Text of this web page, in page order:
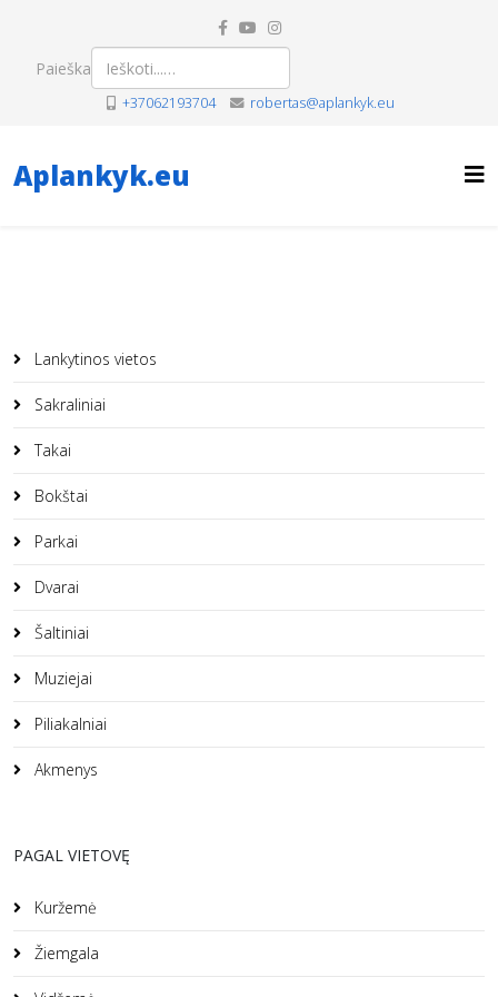
Paieška
+37062193704 robertas@aplankyk.eu
Aplankyk.eu
Lankytinos vietos
Sakraliniai
Takai
Bokštai
Parkai
Dvarai
Šaltiniai
Muziejai
Piliakalniai
Akmenys
PAGAL VIETOVĘ
Kuržemė
Žiemgala